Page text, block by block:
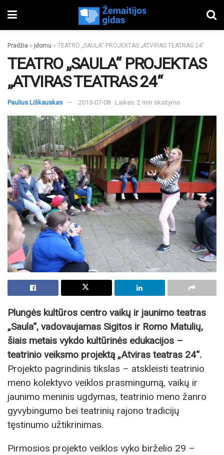
Pradžia » Įdomu » TEATRO „SAULA“ PROJEKTAS „ATVIRAS TEATRAS 24“
TEATRO „SAULA“ PROJEKTAS
„ATVIRAS TEATRAS 24“
Paulius Liškauskas 2015-07-08 Laikas: 2 min skaitymo
Plungės kultūros centro vaikų ir jaunimo teatras
„Saula“, vadovaujamas Sigitos ir Romo Matulių,
šiais metais vykdo kultūrinės edukacijos –
teatrinio veiksmo projektą „Atviras teatras 24“.
Projekto pagrindinis tikslas – atskleisti teatrinio
meno kolektyvo veiklos prasmingumą, vaikų ir
jaunimo meninis ugdymas, teatrinio meno žanro
gyvybingumo bei teatrinių rajono tradicijų
tęstinumo užtikrinimas.
Pirmosios projekto veiklos vyko birželio 29 –